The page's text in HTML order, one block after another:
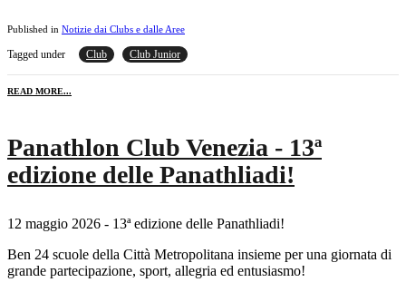
Published in Notizie dai Clubs e dalle Aree
Tagged under Club Club Junior
READ MORE...
Panathlon Club Venezia - 13ª
edizione delle Panathliadi!
12 maggio 2026 - 13ª edizione delle Panathliadi!
Ben 24 scuole della Città Metropolitana insieme per una giornata di
grande partecipazione, sport, allegria ed entusiasmo!